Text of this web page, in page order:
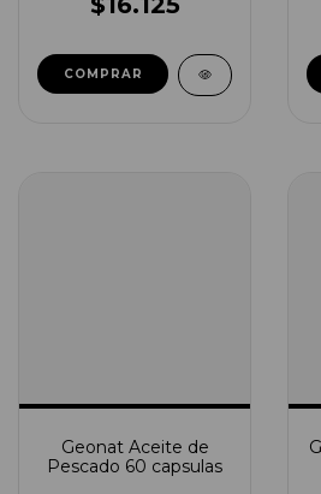
Geonat Aceite de
Pescado 60 capsulas